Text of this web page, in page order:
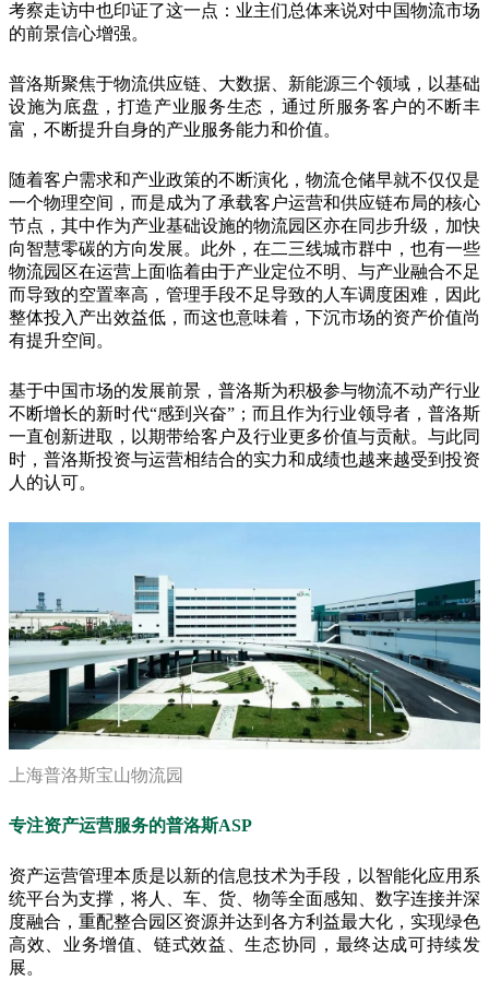
考察走访中也印证了这一点：业主们总体来说对中国物流市场
的前景信心增强。
普洛斯聚焦于物流供应链、大数据、新能源三个领域，以基础
设施为底盘，打造产业服务生态，通过所服务客户的不断丰
富，不断提升自身的产业服务能力和价值。
随着客户需求和产业政策的不断演化，物流仓储早就不仅仅是
一个物理空间，而是成为了承载客户运营和供应链布局的核心
节点，其中作为产业基础设施的物流园区亦在同步升级，加快
向智慧零碳的方向发展。此外，在二三线城市群中，也有一些
物流园区在运营上面临着由于产业定位不明、与产业融合不足
而导致的空置率高，管理手段不足导致的人车调度困难，因此
整体投入产出效益低，而这也意味着，下沉市场的资产价值尚
有提升空间。
基于中国市场的发展前景，普洛斯为积极参与物流不动产行业
不断增长的新时代“感到兴奋”；而且作为行业领导者，普洛斯
一直创新进取，以期带给客户及行业更多价值与贡献。与此同
时，普洛斯投资与运营相结合的实力和成绩也越来越受到投资
人的认可。
上海普洛斯宝山物流园
专注资产运营服务的普洛斯ASP
资产运营管理本质是以新的信息技术为手段，以智能化应用系
统平台为支撑，将人、车、货、物等全面感知、数字连接并深
度融合，重配整合园区资源并达到各方利益最大化，实现绿色
高效、业务增值、链式效益、生态协同，最终达成可持续发
展。